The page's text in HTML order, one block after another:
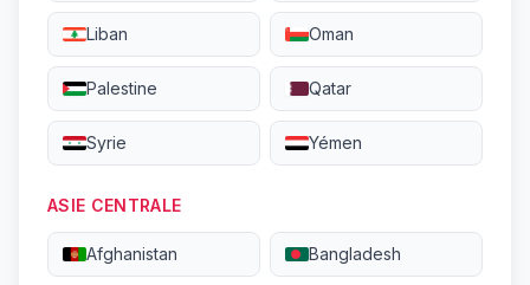
Liban Oman
Palestine Qatar
Syrie Yémen
ASIE CENTRALE
Afghanistan Bangladesh